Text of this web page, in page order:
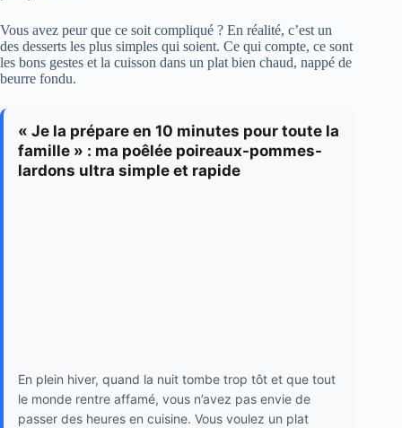
Vous avez peur que ce soit compliqué ? En réalité, c’est un
des desserts les plus simples qui soient. Ce qui compte, ce sont
les bons gestes et la cuisson dans un plat bien chaud, nappé de
beurre fondu.
« Je la prépare en 10 minutes pour toute la
famille » : ma poêlée poireaux-pommes-
lardons ultra simple et rapide
En plein hiver, quand la nuit tombe trop tôt et que tout
le monde rentre affamé, vous n’avez pas envie de
passer des heures en cuisine. Vous voulez un plat